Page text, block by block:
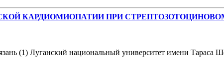
КАРДИОМИОПАТИИ ПРИ
(1) Луганский национальный университет имени Тараса